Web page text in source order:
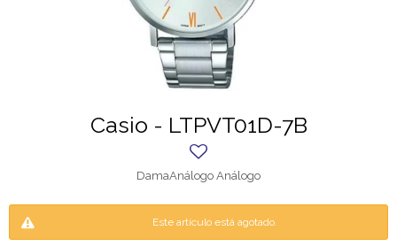
Casio - LTPVT01D-7B
DamaAnálogo Análogo
Este artículo está agotado.